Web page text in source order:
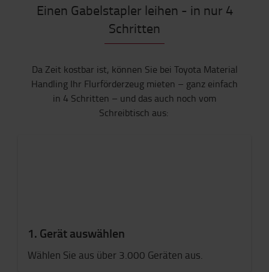
Einen Gabelstapler leihen - in nur 4
Schritten
Da Zeit kostbar ist, können Sie bei Toyota Material
Handling Ihr Flurförderzeug mieten – ganz einfach
in 4 Schritten – und das auch noch vom
Schreibtisch aus:
1. Gerät auswählen
Wählen Sie aus über 3.000 Geräten aus.